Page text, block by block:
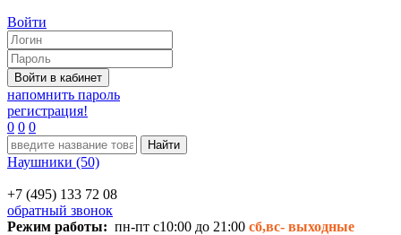
Войти
напомнить пароль
регистрация!
0 0 0
Наушники (50)
+7 (495) 133 72 08
обратный звонок
Режим работы: пн-пт с10:00 до 21:00 сб,вс- выходные